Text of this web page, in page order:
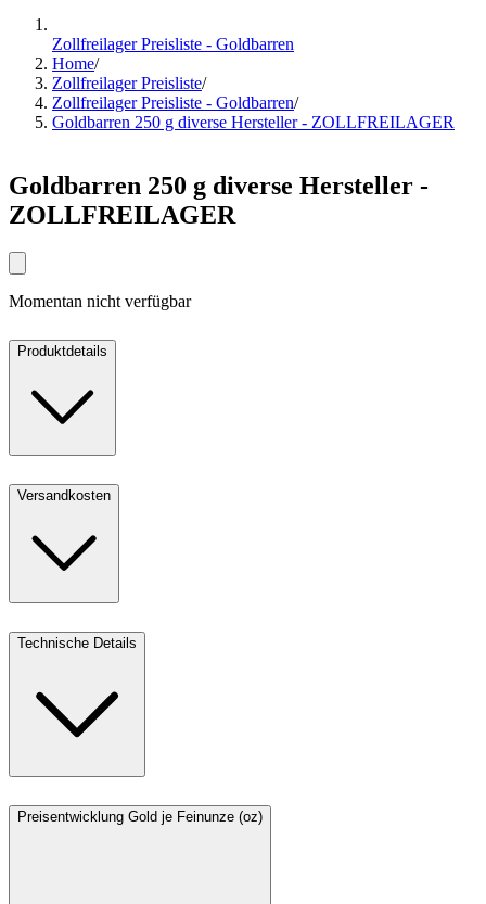
Zollfreilager Preisliste - Goldbarren
Home/
Zollfreilager Preisliste/
Zollfreilager Preisliste - Goldbarren/
Goldbarren 250 g diverse Hersteller - ZOLLFREILAGER
Goldbarren 250 g diverse Hersteller -
ZOLLFREILAGER
Momentan nicht verfügbar
Produktdetails
Versandkosten
Technische Details
Preisentwicklung Gold je Feinunze (oz)